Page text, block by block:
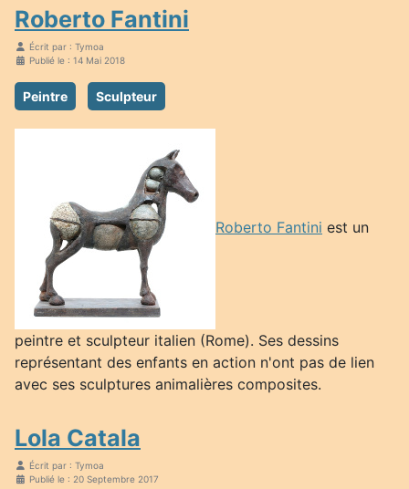
Roberto Fantini
Écrit par : Tymoa
Publié le : 14 Mai 2018
Peintre Sculpteur
Roberto Fantini est un
peintre et sculpteur italien (Rome). Ses dessins
représentant des enfants en action n'ont pas de lien
avec ses sculptures animalières composites.
Lola Catala
Écrit par : Tymoa
Publié le : 20 Septembre 2017